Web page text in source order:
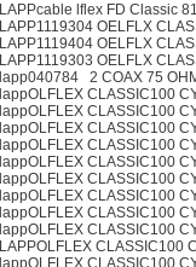
LAPPcable lflex FD Classic
LAPP1119304 OELFLX
LAPP1119404 OELFLX
LAPP1119303 OELFLX
lapp040784 2 COAX 75
lappOLFLEX CLASSIC100
lappOLFLEX CLASSIC100
lappOLFLEX CLASSIC100
lappOLFLEX CLASSIC100
lappOLFLEX CLASSIC100
lappOLFLEX CLASSIC100
lappOLFLEX CLASSIC100
lappOLFLEX CLASSIC100
lappOLFLEX CLASSIC100
LAPPOLFLEX CLASSIC100
lappOLFLEX CLASSIC100